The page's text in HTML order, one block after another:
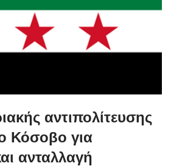
αντιπολίτευσης
Κόσοβο για
ανταλλαγή